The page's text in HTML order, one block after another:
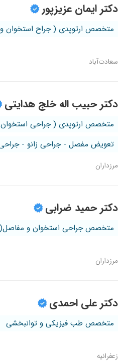
دکتر ایمان عزیزپور
متخصص ارتوپدی ( جراح استخوان
سعادت‌آباد
دکتر حبیب اله خلج هدایتی
متخصص ارتوپدی ( جراحی
تعویض مفصل - جراحی زانو -
مرزداران
دکتر حمید ضرابی
متخصص جراحی استخوان و
مرزداران
دکتر علی احمدی
متخصص طب فیزیکی و توانبخشی
زعفرانیه